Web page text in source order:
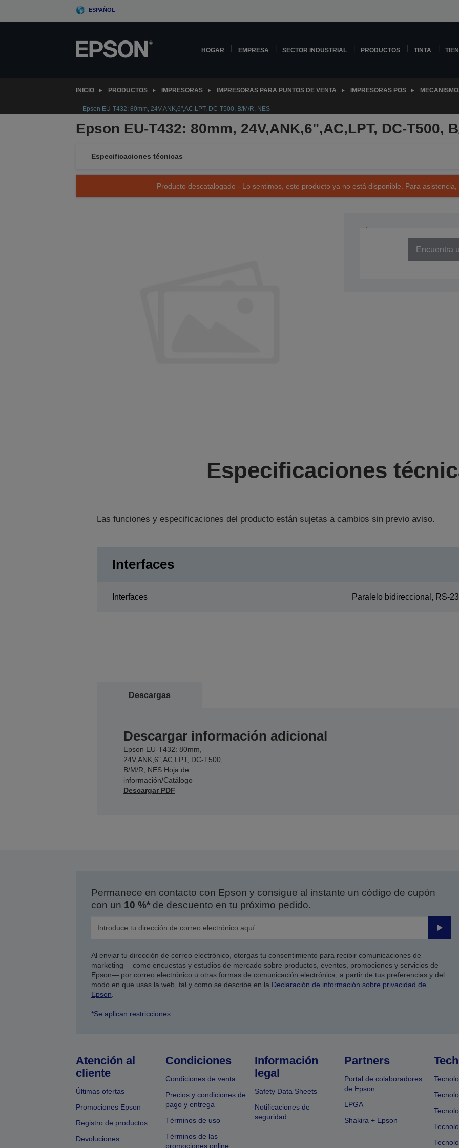
ESPAÑOL
HOGAR EMPRESA SECTOR INDUSTRIAL PRODUCTOS TINTA
INICIO PRODUCTOS IMPRESORAS IMPRESORAS PARA PUNTOS DE VENTA IMPRESORAS POS
Epson EU-T432: 80mm, 24V,ANK,6",AC,LPT, DC-T500, B/M/R, NES
Epson EU-T432: 80mm, 24V,ANK,6",AC,LPT, DC-T500,
Especificaciones técnicas
Producto descatalogado - Lo sentimos, este producto ya no está disponible. Para asistencia,
Encuentra
Especificaciones
Las funciones y especificaciones del producto están sujetas a cambios sin previo aviso.
Interfaces
Interfaces Paralelo bidireccional, RS-
Descargas
Descargar información adicional
Epson EU-T432: 80mm,
24V,ANK,6",AC,LPT, DC-T500,
B/M/R, NES Hoja de
información/Catálogo
Descargar PDF
Permanece en contacto con Epson y consigue al instante un código de cupón
con un 10 %*de descuento en tu próximo pedido.
Enviar
Al enviar tu dirección de correo electrónico, otorgas tu consentimiento para recibir comunicaciones de
marketing —como encuestas y estudios de mercado sobre productos, eventos, promociones y servicios de
Epson— por correo electrónico u otras formas de comunicación electrónica, a partir de tus preferencias y del
modo en que usas la web, tal y como se describe en la Declaración de información sobre privacidad de
Epson
*Se aplican restricciones
Atención al
cliente
Últimas ofertas
Promociones Epson
Registro de productos
Devoluciones
Condiciones
Condiciones de venta
Precios y condiciones de
pago y entrega
Términos de uso
Términos de las
promociones online
Información
legal
Safety Data Sheets
Notificaciones de
seguridad
Partners
Portal de colaboradores
de Epson
LPGA
Shakira + Epson